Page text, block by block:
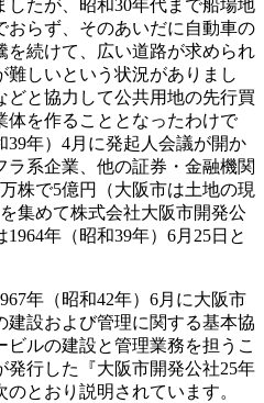
たが、昭和30年代まで船場地
おらず、そのあいだに自動車の
を続けて、広い道路が求められ
しいという状況がありまし
どと協力して公共用地の先行買
体を作ることとなったわけで
39年）4月に発起人会議が開か
系企業、他の証券・金融機関
株で5億円（大阪市は土地の現
集めて株式会社大阪市開発公
年（昭和39年）6月25日と
年（昭和42年）6月に大阪市
建設および管理に関する基本協
ルの建設と管理業務を担うこ
発行した『大阪市開発公社25年
とおり説明されています。